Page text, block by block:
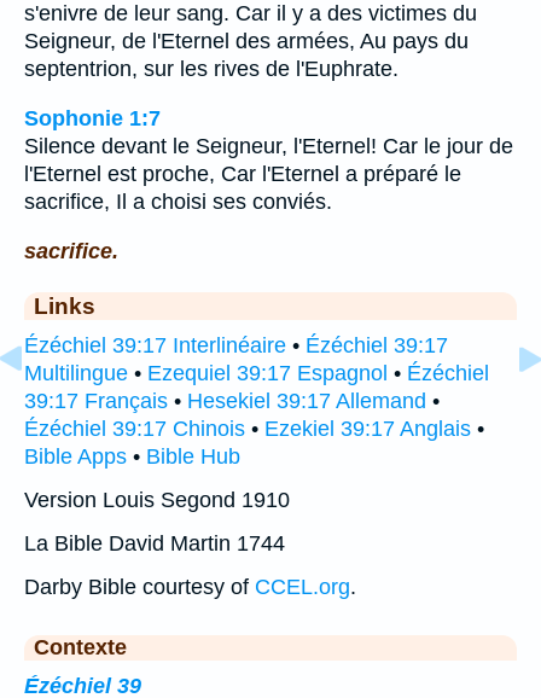
s'enivre de leur sang. Car il y a des victimes du
Seigneur, de l'Eternel des armées, Au pays du
septentrion, sur les rives de l'Euphrate.
Sophonie 1:7
Silence devant le Seigneur, l'Eternel! Car le jour de
l'Eternel est proche, Car l'Eternel a préparé le
sacrifice, Il a choisi ses conviés.
sacrifice.
Links
Ézéchiel 39:17 Interlinéaire • Ézéchiel 39:17
Multilingue • Ezequiel 39:17 Espagnol • Ézéchiel
39:17 Français • Hesekiel 39:17 Allemand •
Ézéchiel 39:17 Chinois • Ezekiel 39:17 Anglais •
Bible Apps • Bible Hub
Version Louis Segond 1910
La Bible David Martin 1744
Darby Bible courtesy of CCEL.org.
Contexte
Ézéchiel 39